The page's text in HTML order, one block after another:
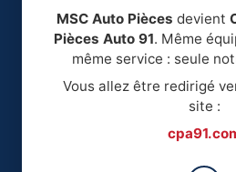
MSC Auto Pièces devient
Pièces Auto 91. Même
même service : seule
Vous allez être redirigé
site :